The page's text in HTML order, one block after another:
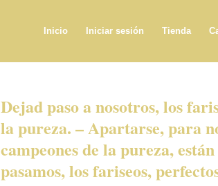
Inicio Iniciar sesión Tienda
Dejad paso a nosotros, los
la pureza. – Apartarse, para
campeones de la pureza,
pasamos, los fariseos,